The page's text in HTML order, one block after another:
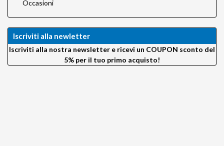
Velbon
VisibleDust
VSGO
Wellmaking
X-Rite
Occasioni
Iscriviti alla newletter
Iscriviti alla nostra newsletter e ricevi un COUPON sconto del
5% per il tuo primo acquisto!